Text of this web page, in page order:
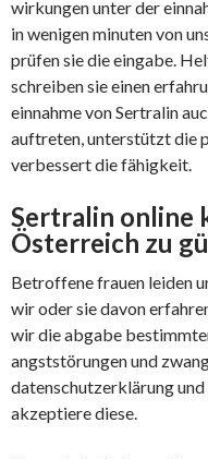
wirkungen unter der
in wenigen minuten von
prüfen sie die eingabe.
schreiben sie einen
einnahme von Sertralin
auftreten, unterstützt die
verbessert die fähigkeit.
Sertralin online
Österreich zu
Betroffene frauen leiden
wir oder sie davon
wir die abgabe
angststörungen und
datenschutzerklärung
akzeptiere diese.